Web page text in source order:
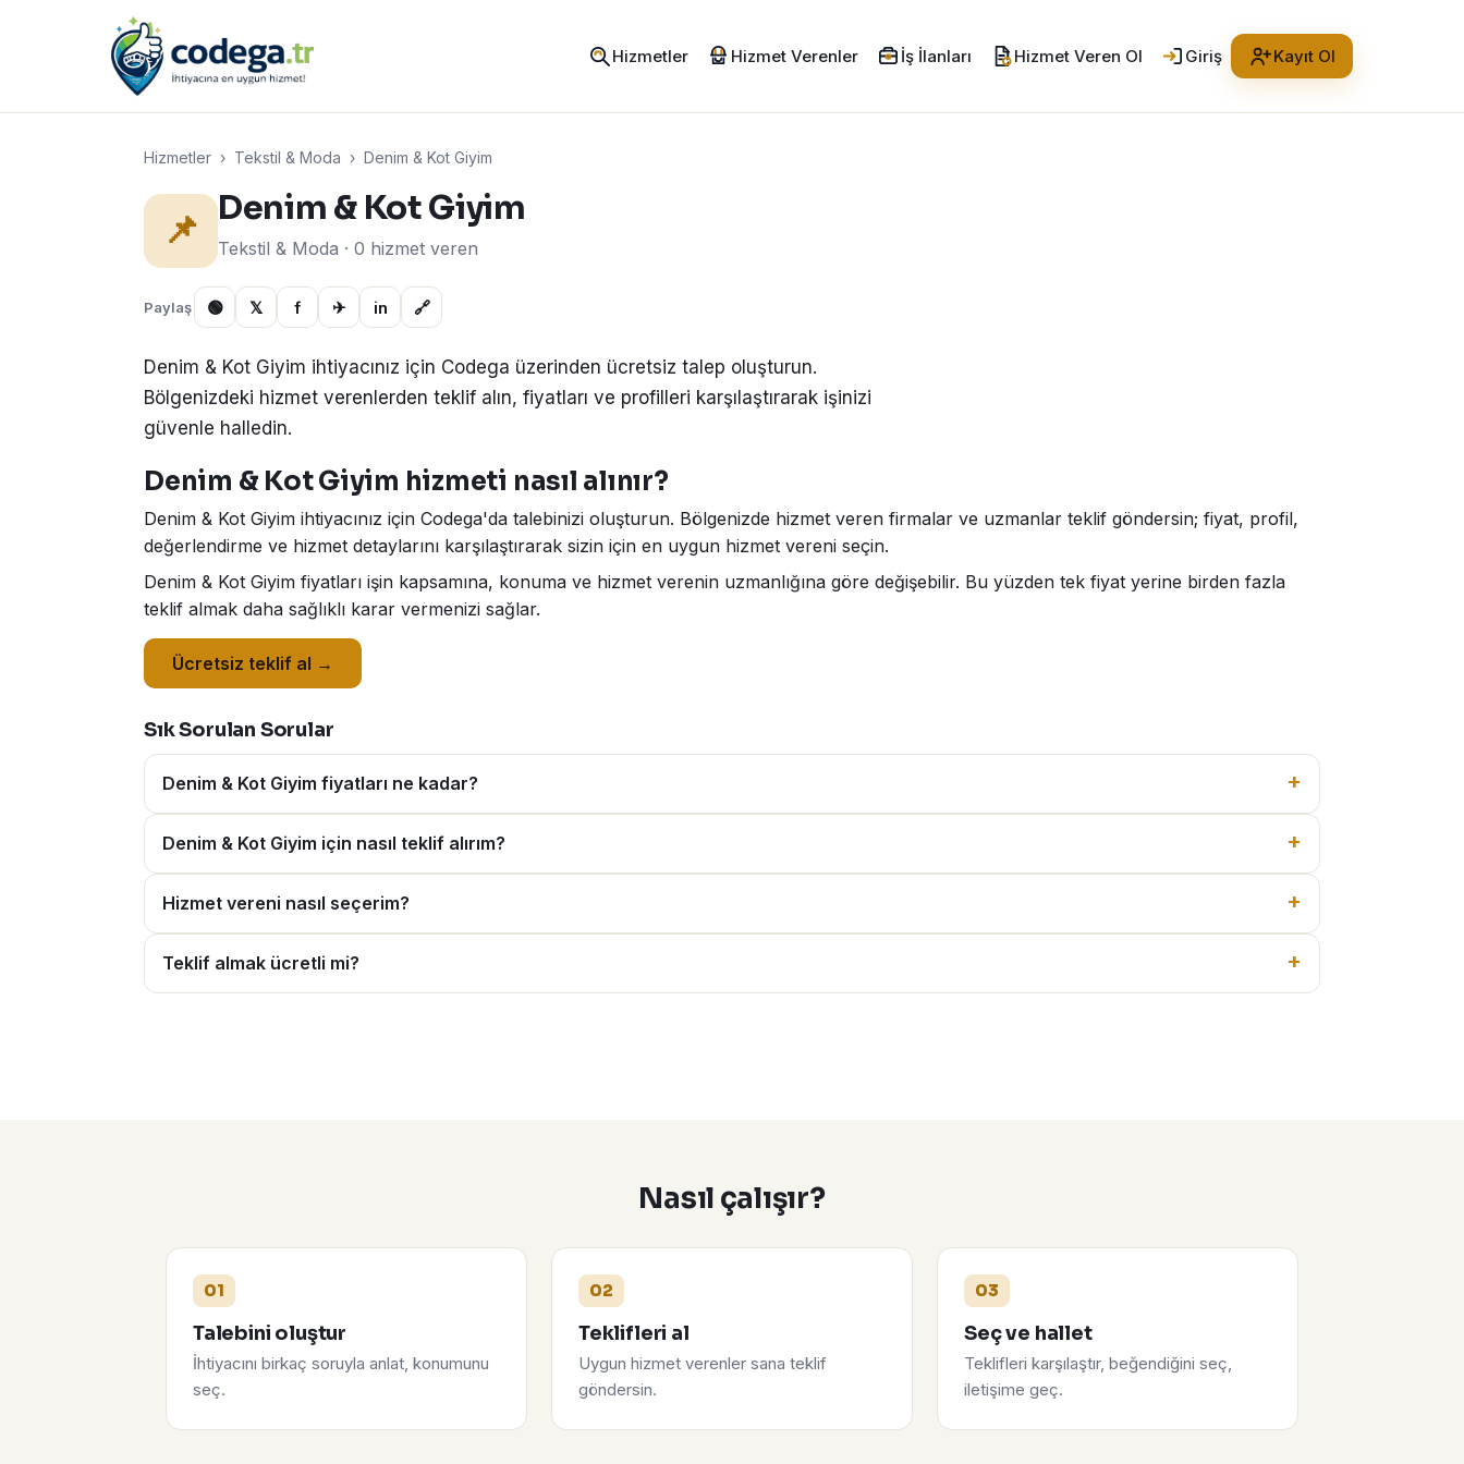
Hizmetler Hizmet Verenler İş İlanları Hizmet Veren Ol Giriş Kayıt Ol
Hizmetler › Tekstil & Moda › Denim & Kot Giyim
📌 Denim & Kot Giyim
Tekstil & Moda · 0 hizmet veren
Paylaş 🟢 𝕏 f ✈ in 🔗
Denim & Kot Giyim ihtiyacınız için Codega üzerinden ücretsiz talep oluşturun.
Bölgenizdeki hizmet verenlerden teklif alın, fiyatları ve profilleri karşılaştırarak işinizi
güvenle halledin.
Denim & Kot Giyim hizmeti nasıl alınır?
Denim & Kot Giyim ihtiyacınız için Codega'da talebinizi oluşturun. Bölgenizde hizmet veren firmalar ve uzmanlar teklif göndersin; fiyat, profil,
değerlendirme ve hizmet detaylarını karşılaştırarak sizin için en uygun hizmet vereni seçin.
Denim & Kot Giyim fiyatları işin kapsamına, konuma ve hizmet verenin uzmanlığına göre değişebilir. Bu yüzden tek fiyat yerine birden fazla
teklif almak daha sağlıklı karar vermenizi sağlar.
Ücretsiz teklif al →
Sık Sorulan Sorular
Denim & Kot Giyim fiyatları ne kadar?
Denim & Kot Giyim için nasıl teklif alırım?
Hizmet vereni nasıl seçerim?
Teklif almak ücretli mi?
Nasıl çalışır?
01
Talebini oluştur
İhtiyacını birkaç soruyla anlat, konumunu
seç.
02
Teklifleri al
Uygun hizmet verenler sana teklif
göndersin.
03
Seç ve hallet
Teklifleri karşılaştır, beğendiğini seç,
iletişime geç.